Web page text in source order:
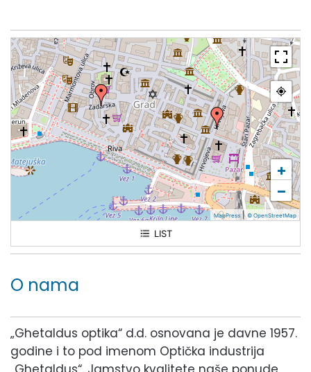
+
−
MapPress| © OpenStreetMap
LIST
O nama
„Ghetaldus optika“ d.d. osnovana je davne 1957.
godine i to pod imenom Optička industrija